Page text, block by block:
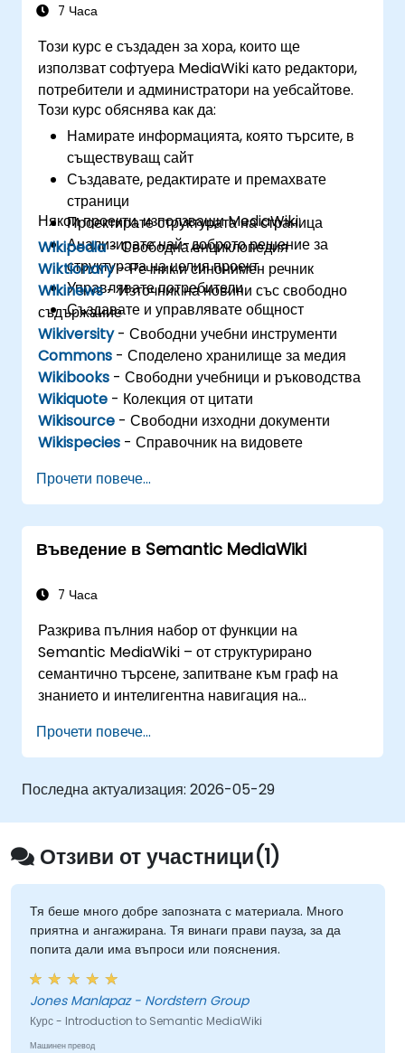
7 Часа
Този курс е създаден за хора, които ще
използват софтуера MediaWiki като редактори,
потребители и администратори на уебсайтове.
Този курс обяснява как да:
Намирате информацията, която търсите, в
съществуващ сайт
Създавате, редактирате и премахвате
страници
Проектирате структурата на страница
Анализирате най-доброто решение за
структурата на целия проект
Управлявате потребители
Създавате и управлявате общност
Някои проекти, използващи MediaWiki:
Wikipedia- Свободна енциклопедия
Wiktionary- Речник и синонимен речник
Wikinews- Източник на новини със свободно
съдържание
Wikiversity- Свободни учебни инструменти
Commons - Споделено хранилище за медия
Wikibooks - Свободни учебници и ръководства
Wikiquote - Колекция от цитати
Wikisource - Свободни изходни документи
Wikispecies - Справочник на видовете
Прочети повече...
Въведение в Semantic MediaWiki
7 Часа
Разкрива пълния набор от функции на
Semantic MediaWiki – от структурирано
семантично търсене, запитване към граф на
знанието и интелигентна навигация на
потоци с интеграция на Семантичния уеб.
Обучава на основни техники за свързване на
данни, изграждане на системи за съдържание,
управлявани от метаданни, и създаване на
интелигентни платформи за сътрудничество,
които позволяват на екипите да автоматизират
каталогизирането, да откриват скрити връзки и
да трансформират начина, по който
организациите откриват, управляват и споделят
знания в голям мащаб и в различни области.
Прочети повече...
Последна актуализация: 2026-05-29
Отзиви от участници(1)
Тя беше много добре запозната с материала. Много
приятна и ангажирана. Тя винаги прави пауза, за да
попита дали има въпроси или пояснения.
Jones Manlapaz - Nordstern Group
Курс - Introduction to Semantic MediaWiki
Машинен превод